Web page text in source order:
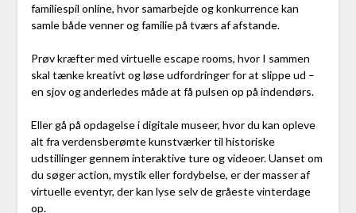
familiespil online, hvor samarbejde og konkurrence kan
samle både venner og familie på tværs af afstande.
Prøv kræfter med virtuelle escape rooms, hvor I sammen
skal tænke kreativt og løse udfordringer for at slippe ud –
en sjov og anderledes måde at få pulsen op på indendørs.
Eller gå på opdagelse i digitale museer, hvor du kan opleve
alt fra verdensberømte kunstværker til historiske
udstillinger gennem interaktive ture og videoer. Uanset om
du søger action, mystik eller fordybelse, er der masser af
virtuelle eventyr, der kan lyse selv de gråeste vinterdage
op.